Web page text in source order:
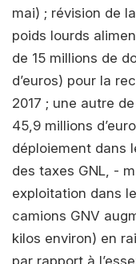
mai) ; révision de
poids lourds
de 15 millions de
d’euros) pour la
2017 ; une autre
45,9 millions
déploiement dans
des taxes GNL, -
exploitation dans
camions GNV
kilos environ) en